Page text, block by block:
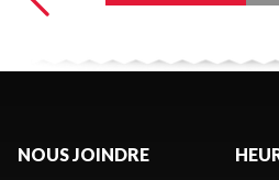
NOUS JOINDRE